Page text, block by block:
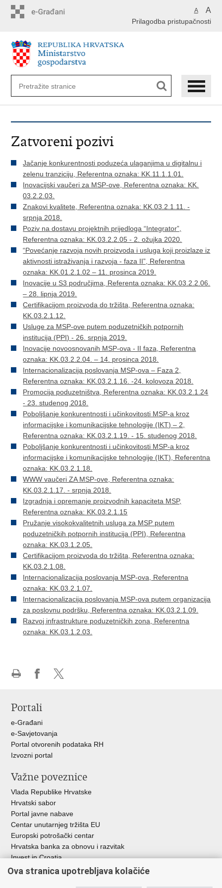
A A
Prilagodba pristupačnosti
Zatvoreni pozivi
Jačanje konkurentnosti poduzeća ulaganjima u digitalnu i
zelenu tranziciju, Referentna oznaka: KK.11.1.1.01.
Inovacijski vaučeri za MSP-ove, Referentna oznaka: KK.
03.2.2.03.
Znakovi kvalitete, Referentna oznaka: KK.03.2.1.11. -
srpnja 2018.
Poziv na dostavu projektnih prijedloga “Integrator”,
Referentna oznaka: KK.03.2.2.05 - 2. ožujka 2020.
“Povećanje razvoja novih proizvoda i usluga koji proizlaze iz
aktivnosti istraživanja i razvoja - faza II”, Referentna
oznaka: KK.01.2.1.02 – 11. prosinca 2019.
Inovacije u S3 područjima, Referenta oznaka: KK.03.2.2.06.
– 28. lipnja 2019.
Certifikacijom proizvoda do tržišta, Referentna oznaka:
KK.03.2.1.12.
Usluge za MSP-ove putem poduzetničkih potpornih
institucija (PPI) - 26. srpnja 2019.
Inovacije novoosnovanih MSP-ova - II faza, Referentna
oznaka: KK.03.2.2.04. – 14. prosinca 2018.
Internacionalizacija poslovanja MSP-ova – Faza 2,
Referentna oznaka: KK.03.2.1.16. -24. kolovoza 2018.
Promocija poduzetništva, Referentna oznaka: KK.03.2.1.24
- 23. studenog 2018.
Poboljšanje konkurentnosti i učinkovitosti MSP-a kroz
informacijske i komunikacijske tehnologije (IKT) – 2,
Referentna oznaka: KK.03.2.1.19. - 15. studenog 2018.
Poboljšanje konkurentnosti i učinkovitosti MSP-a kroz
informacijske i komunikacijske tehnologije (IKT), Referentna
oznaka: KK.03.2.1.18.
WWW vaučeri ZA MSP-ove, Referentna oznaka:
KK.03.2.1.17. - srpnja 2018.
Izgradnja i opremanje proizvodnih kapaciteta MSP,
Referentna oznaka: KK.03.2.1.15
Pružanje visokokvalitetnih usluga za MSP putem
poduzetničkih potpornih institucija (PPI), Referentna
oznaka: KK.03.1.2.05.
Certifikacijom proizvoda do tržišta, Referentna oznaka:
KK.03.2.1.08.
Internacionalizacija poslovanja MSP-ova, Referentna
oznaka: KK.03.2.1.07.
Internacionalizacija poslovanja MSP-ova putem organizacija
za poslovnu podršku, Referentna oznaka: KK.03.2.1.09.
Razvoj infrastrukture poduzetničkih zona, Referentna
oznaka: KK.03.1.2.03.
Facebooku
Portali
e-Građani
e-Savjetovanja
Portal otvorenih podataka RH
Izvozni portal
Važne poveznice
Vlada Republike Hrvatske
Hrvatski sabor
Portal javne nabave
Centar unutarnjeg tržišta EU
Europski potrošački centar
Hrvatska banka za obnovu i razvitak
Invest in Croatia
Europska banka za obnovu i razvoj
Ova stranica upotrebljava kolačiće